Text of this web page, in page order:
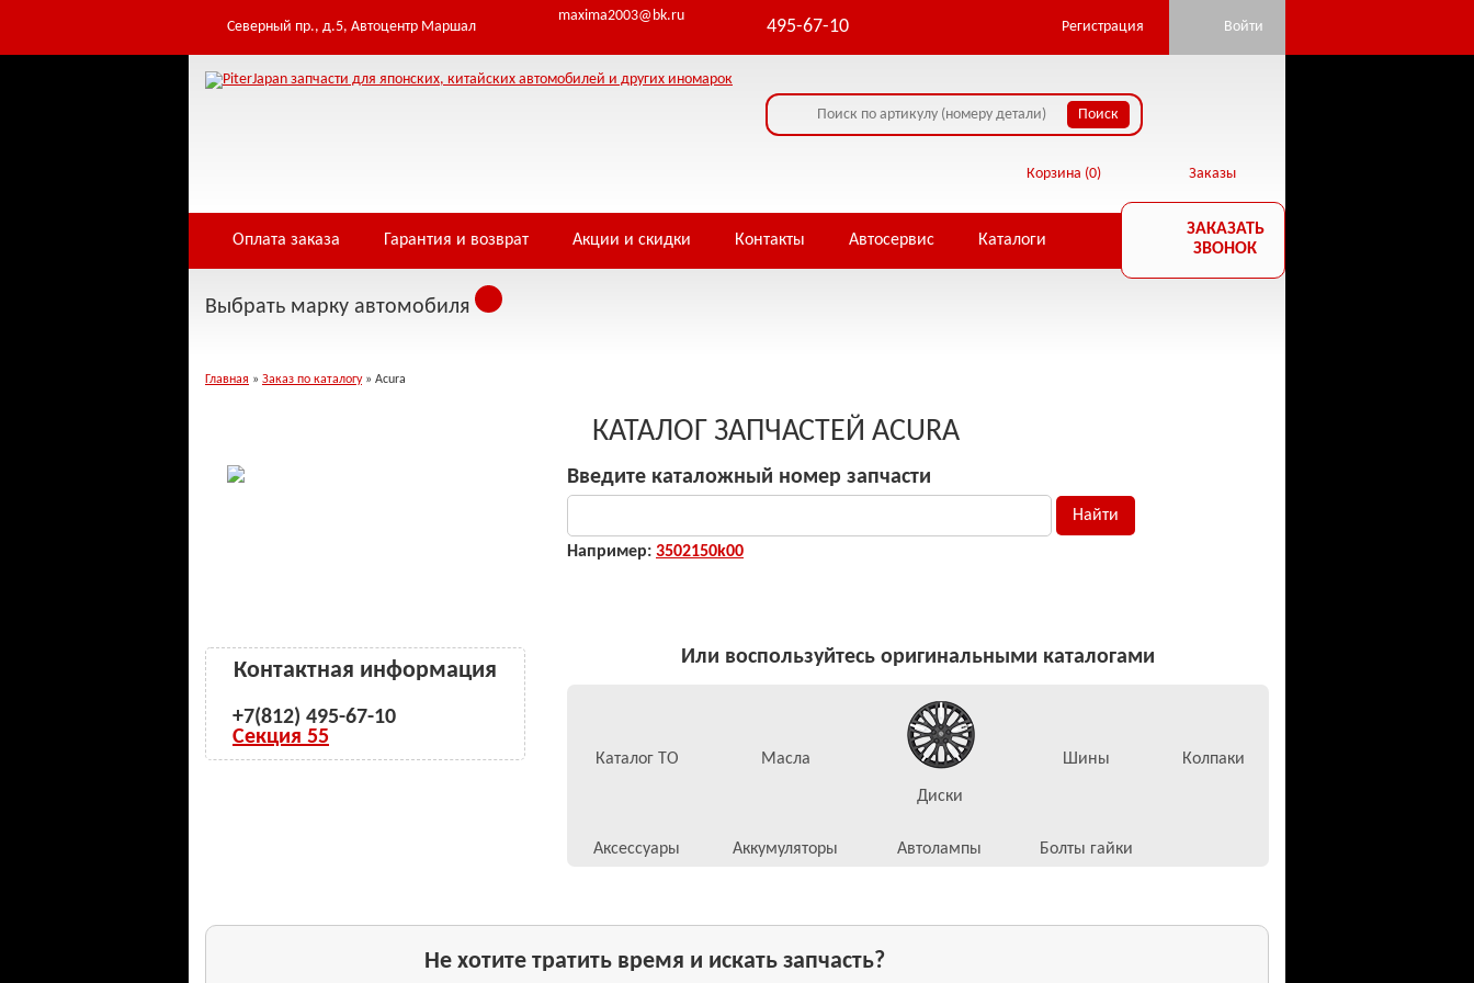
Северный пр., д.5, Автоцентр Маршал
maxima2003@bk.ru
495-67-10 Регистрация Войти
Заказы
Корзина (0)
Оплата заказа Гарантия и возврат Акции и скидки Контакты Автосервис Каталоги
ЗАКАЗАТЬ
ЗВОНОК
Выбрать марку автомобиля
Главная » Заказ по каталогу» Acura
КАТАЛОГ ЗАПЧАСТЕЙ ACURA
Введите каталожный номер запчасти
Например: 3502150k00
Контактная информация
+7(812) 495-67-10
Секция 55
Или воспользуйтесь оригинальными каталогами
Каталог ТО Масла
Диски
Шины Колпаки
Аксессуары Аккумуляторы Автолампы Болты гайки
Не хотите тратить время и искать запчасть?